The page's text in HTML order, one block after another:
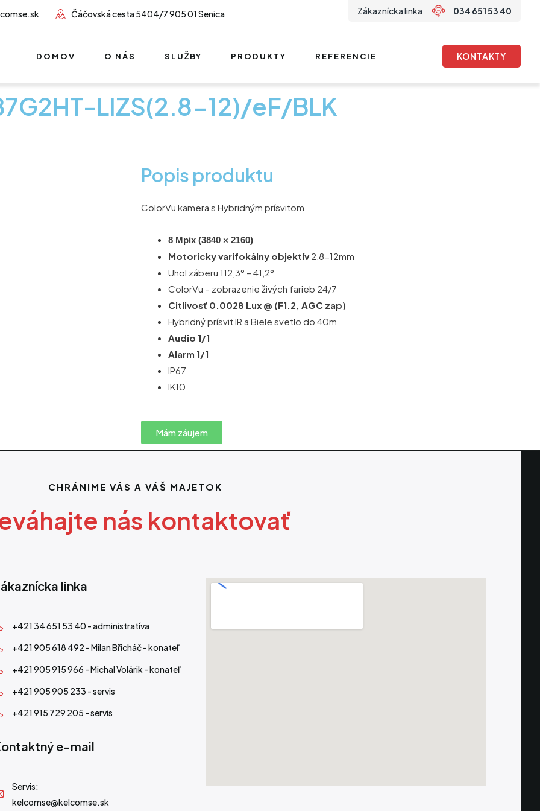
Čáčovská cesta 5404/7 905 01 Senica Zákaznícka linka 034 651 53 40
DOMOV O NÁS SLUŽBY PRODUKTY REFERENCIE KONTAKTY
LIZS(2.8-12)/eF/BLK
Popis produktu
ColorVu kamera s Hybridným prísvitom
8 Mpix (3840 × 2160)
Motoricky varifokálny objektív2,8-12mm
Uhol záberu 112,3° – 41,2°
ColorVu – zobrazenie živých farieb 24/7
Citlivosť 0.0028 Lux @ (F1.2, AGC zap)
Hybridný prísvit IR a Biele svetlo do 40m
Audio 1/1
Alarm 1/1
IP67
IK10
Mám záujem
CHRÁNIME VÁS A VÁŠ MAJETOK
nás kontaktovať
linka
+421 34 651 53 40 - administratíva
+421 905 618 492 - Milan Břicháč - konateľ
+421 905 915 966 - Michal Volárik - konateľ
+421 905 905 233 - servis
+421 915 729 205 - servis
e-mail
Servis:
kelcomse@kelcomse.sk